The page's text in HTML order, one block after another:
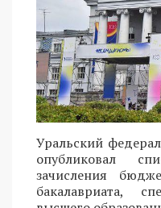
Уральский
опубликовал
зачисления
бакалавриата,